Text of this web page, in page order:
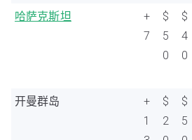
哈萨克斯坦
+
7
$
5
0
$
4
0
开曼群岛
+
1
$
2
$
5